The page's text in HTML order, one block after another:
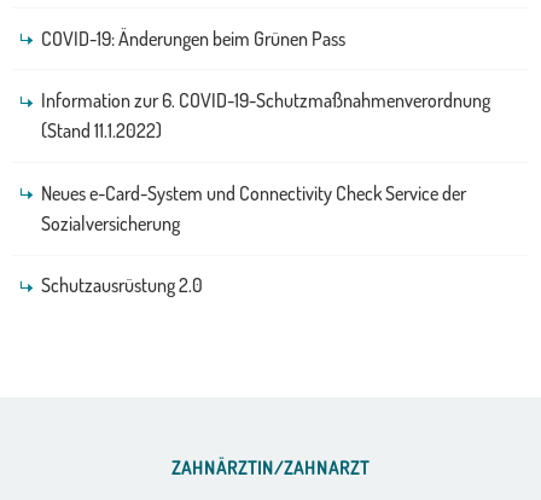
COVID-19: Änderungen beim Grünen Pass
Information zur 6. COVID-19-Schutzmaßnahmenverordnung
(Stand 11.1.2022)
Neues e-Card-System und Connectivity Check Service der
Sozialversicherung
Schutzausrüstung 2.0
ZAHNÄRZTIN/ZAHNARZT